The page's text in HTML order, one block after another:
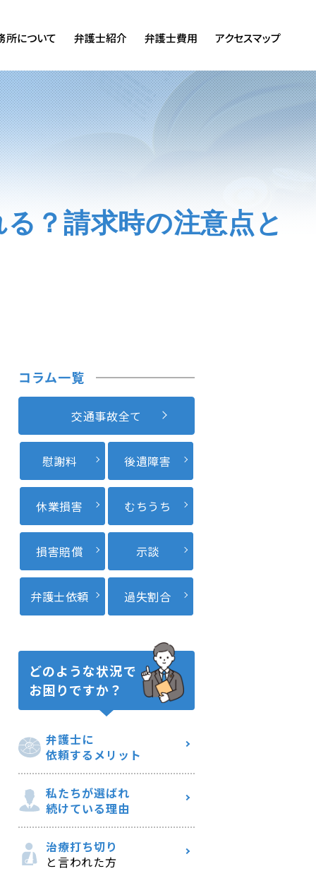
所について 弁護士紹介 弁護士費用 アクセスマップ
？請求時の注意点と
コラム一覧
交通事故全て
慰謝料 後遺障害
休業損害 むちうち
損害賠償 示談
弁護士依頼 過失割合
どのような状況で
お困りですか？
弁護士に
依頼するメリット
私たちが選ばれ
続けている理由
治療打ち切り
と言われた方